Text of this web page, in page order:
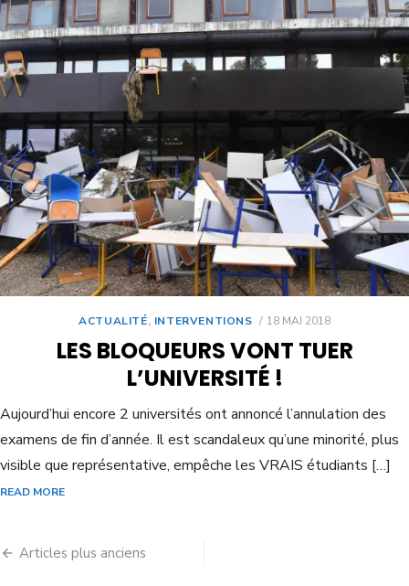
ACTUALITÉ, INTERVENTIONS 18 MAI 2018
LES BLOQUEURS VONT TUER
L’UNIVERSITÉ !
Aujourd’hui encore 2 universités ont annoncé l’annulation des
examens de fin d’année. Il est scandaleux qu’une minorité, plus
visible que représentative, empêche les VRAIS étudiants […]
READ MORE
Articles plus anciens